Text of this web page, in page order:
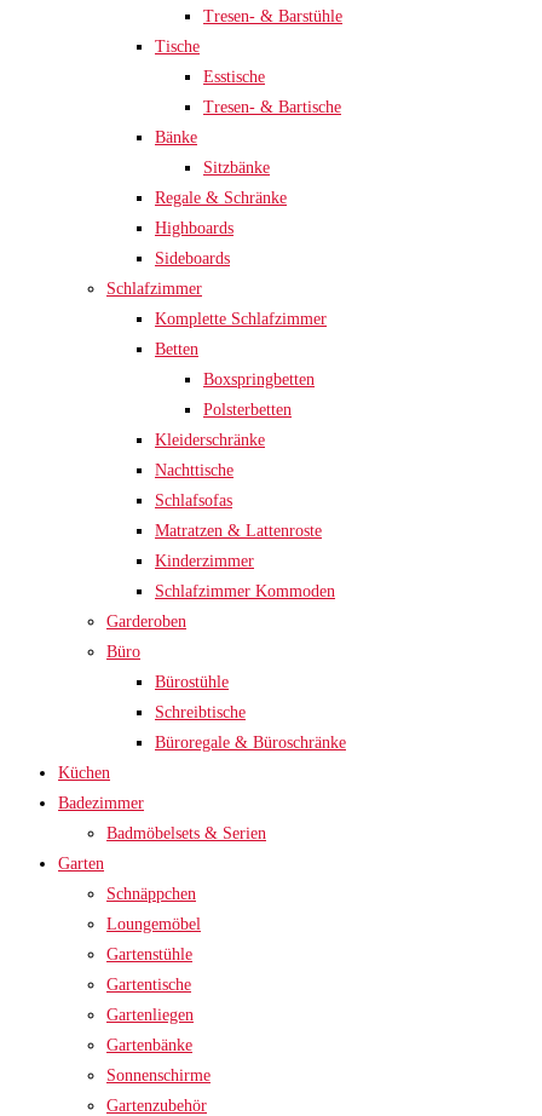
Tresen- & Barstühle
Tische
Esstische
Tresen- & Bartische
Bänke
Sitzbänke
Regale & Schränke
Highboards
Sideboards
Schlafzimmer
Komplette Schlafzimmer
Betten
Boxspringbetten
Polsterbetten
Kleiderschränke
Nachttische
Schlafsofas
Matratzen & Lattenroste
Kinderzimmer
Schlafzimmer Kommoden
Garderoben
Büro
Bürostühle
Schreibtische
Büroregale & Büroschränke
Küchen
Badezimmer
Badmöbelsets & Serien
Garten
Schnäppchen
Loungemöbel
Gartenstühle
Gartentische
Gartenliegen
Gartenbänke
Sonnenschirme
Gartenzubehör